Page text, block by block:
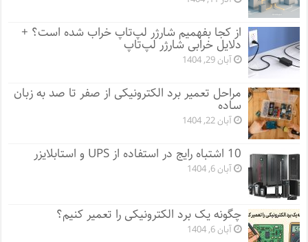
از کجا بفهمیم شارژر لپ‌تاپ خراب شده است؟ +
دلایل خرابی شارژر لپ‌تاپ
آبان 29, 1404
مراحل تعمیر برد الکترونیکی از صفر تا صد به زبان
ساده
آبان 22, 1404
10 اشتباه رایج در استفاده از UPS و استابلایزر
آبان 6, 1404
چگونه یک برد الکترونیکی را تعمیر کنیم؟
آبان 6, 1404